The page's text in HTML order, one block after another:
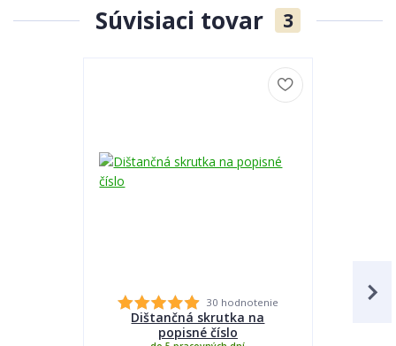
Súvisiaci tovar 3
30 hodnotenie
Dištančná skrutka na
popisné číslo